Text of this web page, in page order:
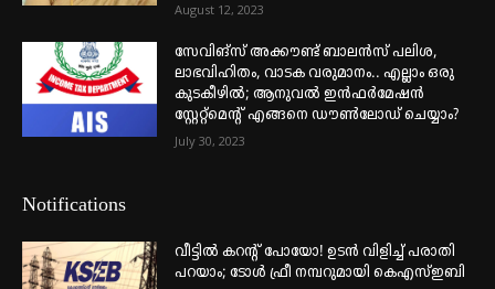
August 12, 2023
സേവിങ്സ് അക്കൗണ്ട് ബാലൻസ് പലിശ,
ലാഭവിഹിതം, വാടക വരുമാനം.. എല്ലാം ഒരു
കുടകീഴിൽ; ആനുവൽ ഇൻഫർമേഷൻ
സ്റ്റേറ്റ്മെന്റ് എങ്ങനെ ഡൗൺലോഡ് ചെയ്യാം?
July 30, 2023
Notifications
വീട്ടില്‍ കറന്റ് പോയോ! ഉടന്‍ വിളിച്ച് പരാതി
പറയാം; ടോള്‍ ഫ്രീ നമ്പറുമായി കെഎസ്ഇബി